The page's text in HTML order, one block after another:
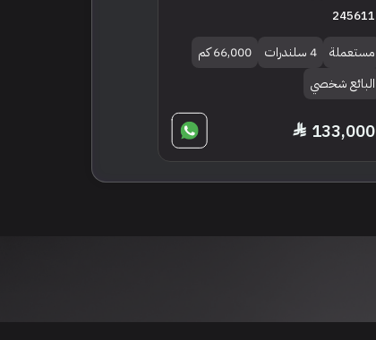
245611
مستعملة 4 سلندرات
66,000 كم
البائع شخصي
133,000